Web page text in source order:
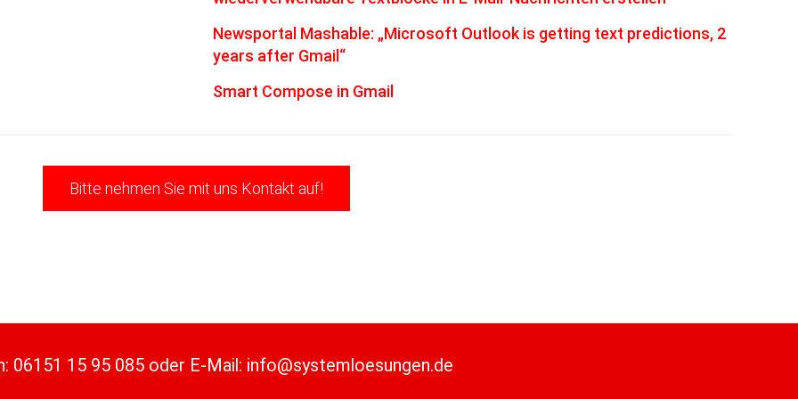
Newsportal Mashable: „Microsoft Outlook is getting text predictions, 2
years after Gmail“
Smart Compose in Gmail
Bitte nehmen Sie mit uns Kontakt auf!
06151 15 95 085 oder E-Mail: info@systemloesungen.de